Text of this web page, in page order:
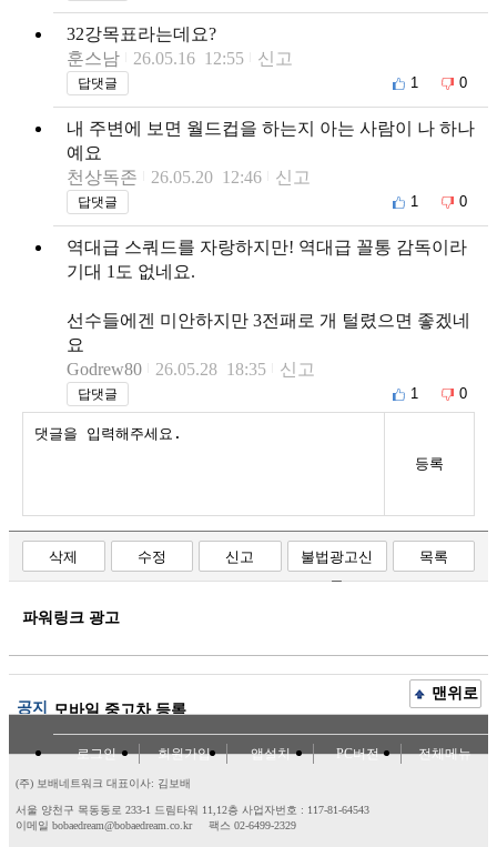
32강목표라는데요?
훈스남
26.05.16 12:55 신고
답댓글 1 0
내 주변에 보면 월드컵을 하는지 아는 사람이 나 하나
예요
천상독존
26.05.20 12:46 신고
답댓글 1 0
역대급 스쿼드를 자랑하지만! 역대급 꼴통 감독이라
기대 1도 없네요.
선수들에겐 미안하지만 3전패로 개 털렸으면 좋겠네
요
Godrew80
26.05.28 18:35 신고
답댓글 1 0
등록
삭제 수정 신고
불법광고신
고
목록
파워링크 광고
공지 모바일 중고차 등록
맨위로
로그인 회원가입 앱설치 PC버전 전체메뉴
(주) 보배네트워크 대표이사: 김보배
서울 양천구 목동동로 233-1 드림타워 11,12층 사업자번호 : 117-81-64543
이메일 bobaedream@bobaedream.co.kr
팩스 02-6499-2329